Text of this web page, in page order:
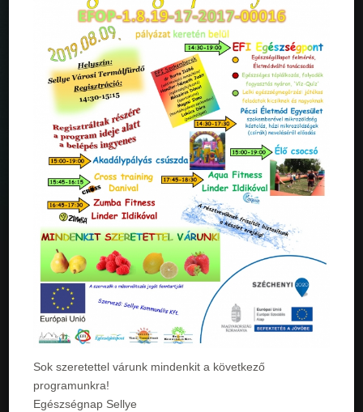
Sok szeretettel várunk mindenkit a következő
programunkra!
Egészségnap Sellye